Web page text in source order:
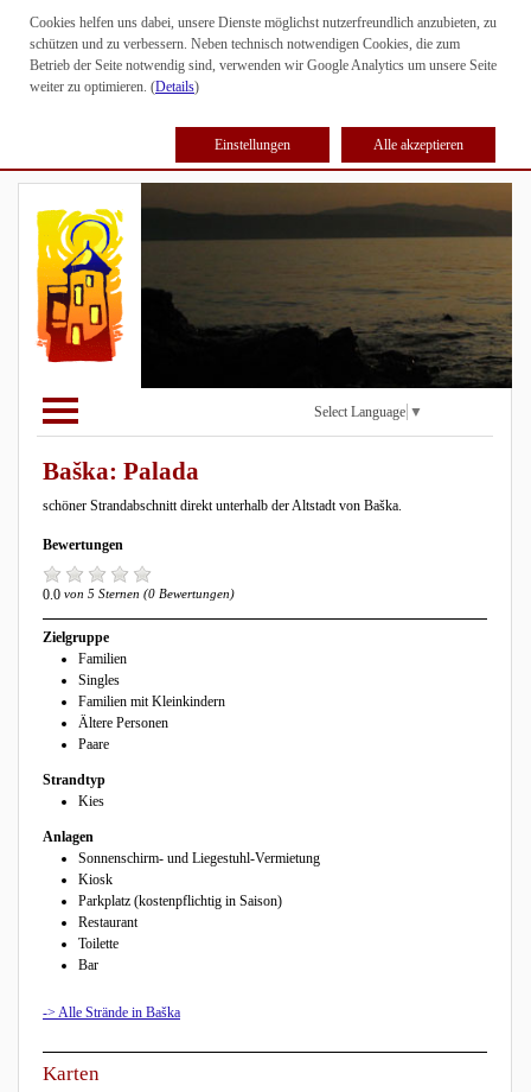
Cookies helfen uns dabei, unsere Dienste möglichst nutzerfreundlich anzubieten, zu
schützen und zu verbessern. Neben technisch notwendigen Cookies, die zum
Betrieb der Seite notwendig sind, verwenden wir Google Analytics um unsere Seite
weiter zu optimieren. (Details)
Einstellungen Alle akzeptieren
Select Language ▼
Baška: Palada
schöner Strandabschnitt direkt unterhalb der Altstadt von Baška.
Bewertungen
0.0 von 5 Sternen (0 Bewertungen)
Zielgruppe
Familien
Singles
Familien mit Kleinkindern
Ältere Personen
Paare
Strandtyp
Kies
Anlagen
Sonnenschirm- und Liegestuhl-Vermietung
Kiosk
Parkplatz (kostenpflichtig in Saison)
Restaurant
Toilette
Bar
-> Alle Strände in Baška
Karten